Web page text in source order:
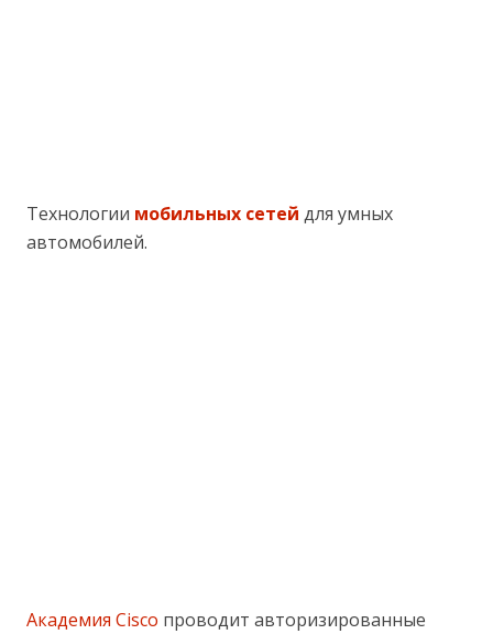
Технологии мобильных сетей для умных
автомобилей.
Академия Cisco проводит авторизированные